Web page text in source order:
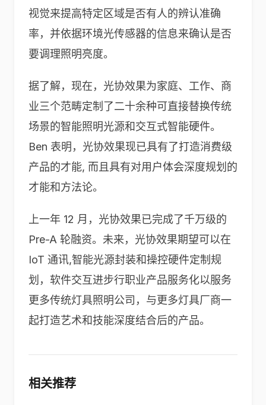
视觉来提高特定区域是否有人的辨认准确
率，并依据环境光传感器的信息来确认是否
要调理照明亮度。
据了解，现在，光协效果为家庭、工作、商
业三个范畴定制了二十余种可直接替换传统
场景的智能照明光源和交互式智能硬件。
Ben 表明，光协效果现已具有了打造消费级
产品的才能, 而且具有对用户体会深度规划的
才能和方法论。
上一年 12 月，光协效果已完成了千万级的
Pre-A 轮融资。未来，光协效果期望可以在
IoT 通讯,智能光源封装和操控硬件定制规
划，软件交互进步行职业产品服务化以服务
更多传统灯具照明公司，与更多灯具厂商一
起打造艺术和技能深度结合后的产品。
相关推荐